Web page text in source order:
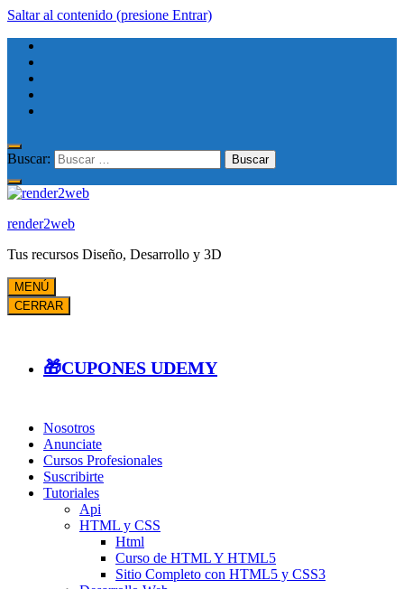
Saltar al contenido (presione Entrar)
Buscar:
render2web
Tus recursos Diseño, Desarrollo y 3D
MENÚ
CERRAR
🎁CUPONES UDEMY
Nosotros
Anunciate
Cursos Profesionales
Suscribirte
Tutoriales
Api
HTML y CSS
Html
Curso de HTML Y HTML5
Sitio Completo con HTML5 y CSS3